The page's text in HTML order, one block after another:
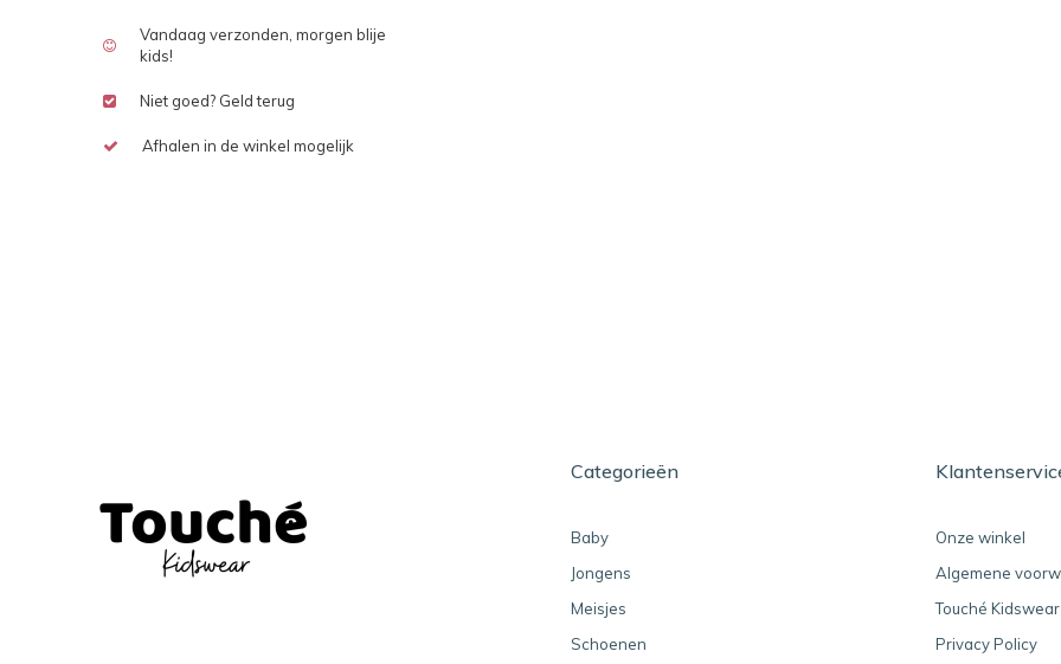
Vandaag verzonden, morgen blije
kids!
Niet goed? Geld terug
Afhalen in de winkel mogelijk
Categorieën
Baby
Jongens
Meisjes
Schoenen
Onze winkel
Algemene
Touché Kidswear
Privacy Policy